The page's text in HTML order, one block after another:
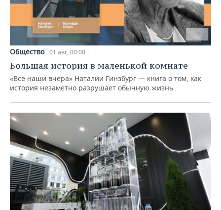
Общество 01 авг, 00:00
Большая история в маленькой комнате
«Все наши вчера» Наталии Гинзбург — книга о том, как
история незаметно разрушает обычную жизнь